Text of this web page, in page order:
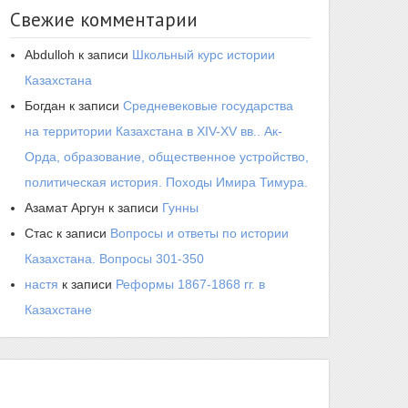
Свежие комментарии
Abdulloh к записи Школьный курс истории
Казахстана
Богдан к записи Средневековые государства
на территории Казахстана в XIV-XV вв.. Ак-
Орда, образование, общественное устройство,
политическая история. Походы Имира Тимура.
Азамат Аргун к записи Гунны
Стас к записи Вопросы и ответы по истории
Казахстана. Вопросы 301-350
настя к записи Реформы 1867-1868 гг. в
Казахстане